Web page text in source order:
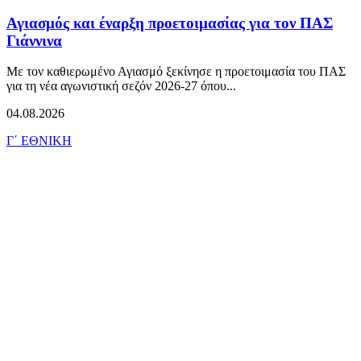
Αγιασμός και έναρξη προετοιμασίας για τον ΠΑΣ
Γιάννινα
Με τον καθιερωμένο Αγιασμό ξεκίνησε η προετοιμασία του ΠΑΣ
για τη νέα αγωνιστική σεζόν 2026-27 όπου...
04.08.2026
Γ΄ ΕΘΝΙΚΗ